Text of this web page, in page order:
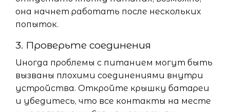
она начнет работать после нескольких
попыток.
3. Проверьте соединения
Иногда проблемы с питанием могут быть
вызваны плохими соединениями внутри
устройства. Откройте крышку батареи
и убедитесь, что все контакты на месте